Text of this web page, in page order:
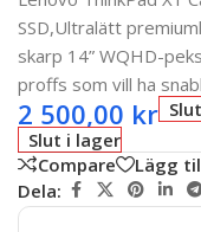
SSD,Ultralätt
skarp 14” WQHD-
proffs som vill ha
2 500,00 kr
Slut i lager
Compare
Lägg
Dela: